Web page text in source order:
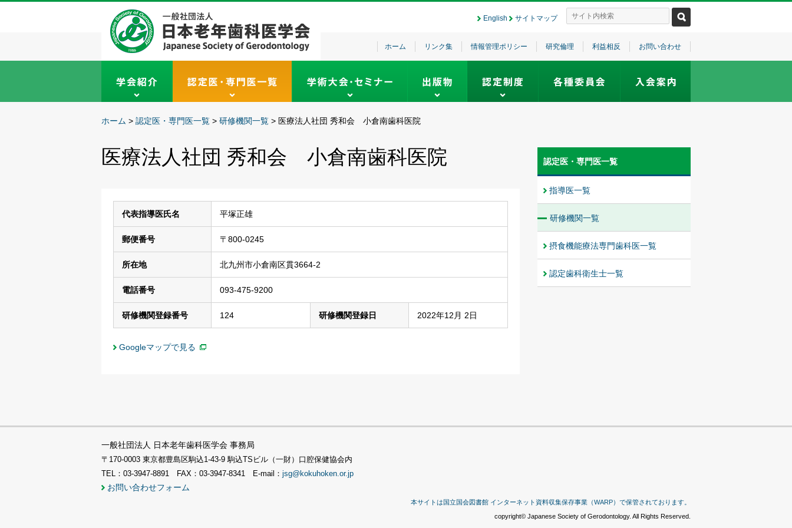
English サイトマップ
ホーム リンク集 情報管理ポリシー 研究倫理 利益相反 お問い合わせ
ホーム > 認定医・専門医一覧 > 研修機関一覧 > 医療法人社団 秀和会 小倉南歯科医院
医療法人社団 秀和会 小倉南歯科医院
代表指導医氏名 平塚正雄
郵便番号 〒800-0245
所在地 北九州市小倉南区貫3664-2
電話番号 093-475-9200
研修機関登録番号 124 研修機関登録日 2022年12月 2日
Googleマップで見る
認定医・専門医一覧
指導医一覧
研修機関一覧
摂食機能療法専門歯科医一覧
認定歯科衛生士一覧
一般社団法人 日本老年歯科医学会 事務局
〒170-0003 東京都豊島区駒込1-43-9 駒込TSビル（一財）口腔保健協会内
TEL：03-3947-8891 FAX：03-3947-8341 E-mail： jsg@kokuhoken.or.jp
お問い合わせフォーム
本サイトは国立国会図書館 インターネット資料収集保存事業（WARP）で保管されております。
copyright© Japanese Society of Gerodontology. All Rights Reserved.